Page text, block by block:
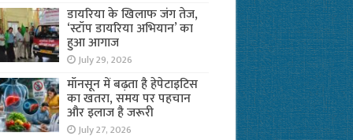
डायरिया के खिलाफ जंग तेज,
‘स्टॉप डायरिया अभियान’ का
हुआ आगाज
July 29, 2026
मॉनसून में बढ़ता है हेपेटाइटिस
का खतरा, समय पर पहचान
और इलाज है जरूरी
July 27, 2026